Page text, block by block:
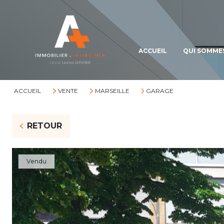
ACCUEIL QUI
ACCUEIL VENTE MARSEILLE GARAGE
RETOUR
Vendu